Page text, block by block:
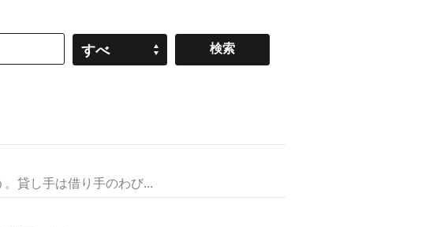
すべ
貸し手は借り手のわび...